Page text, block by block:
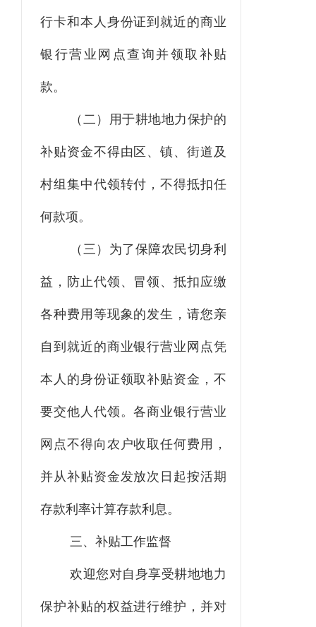
行卡和本人身份证到就近的商业
银行营业网点查询并领取补贴
款。
（二）用于耕地地力保护的
补贴资金不得由区、镇、街道及
村组集中代领转付，不得抵扣任
何款项。
（三）为了保障农民切身利
益，防止代领、冒领、抵扣应缴
各种费用等现象的发生，请您亲
自到就近的商业银行营业网点凭
本人的身份证领取补贴资金，不
要交他人代领。各商业银行营业
网点不得向农户收取任何费用，
并从补贴资金发放次日起按活期
存款利率计算存款利息。
三、补贴工作监督
欢迎您对自身享受耕地地力
保护补贴的权益进行维护，并对